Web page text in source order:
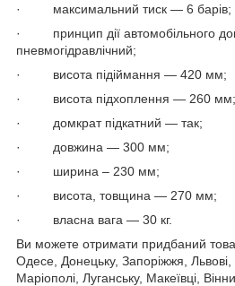
· максимальний тиск — 6 барів;
· принцип дії автомобільного
пневмогідравлічний;
· висота підіймання — 420 мм;
· висота підхоплення — 260 мм;
· домкрат підкатний — так;
· довжина — 300 мм;
· ширина – 230 мм;
· висота, товщина — 270 мм;
· власна вага — 30 кг.
Ви можете отримати придбаний
Одесе, Донецьку, Запоріжжя, Львові,
Маріополі, Луганську, Макеївці,